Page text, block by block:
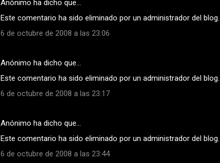
Anónimo ha dicho que…
Este comentario ha sido eliminado por un administrador del blog.
6 de octubre de 2008 a las 23:06
Anónimo ha dicho que…
Este comentario ha sido eliminado por un administrador del blog.
6 de octubre de 2008 a las 23:17
Anónimo ha dicho que…
Este comentario ha sido eliminado por un administrador del blog.
6 de octubre de 2008 a las 23:44